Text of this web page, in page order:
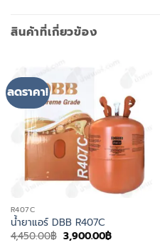
สินค้าที่เกี่ยวข้อง
ลดราคา!
R407C
น้ำยาแอร์ DBB R407C
4,450.00฿ Original
price
3,900.00฿Current
price